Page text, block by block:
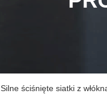
Silne ściśnięte siatki z